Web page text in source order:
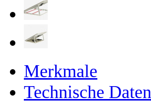
Merkmale
Technische Daten